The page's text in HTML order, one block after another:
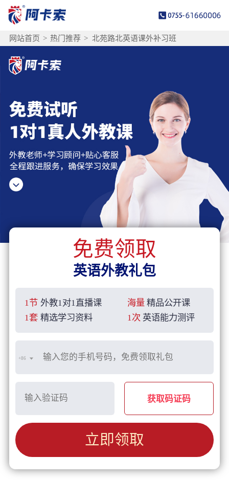
网站首页 > 热门推荐 > 北苑路北英语课外补习班
免费领取
英语外教礼包
1节 外教1对1直播课 海量 精品公开课
1套 精选学习资料 1次 英语能力测评
+86
获取码证码
立即领取